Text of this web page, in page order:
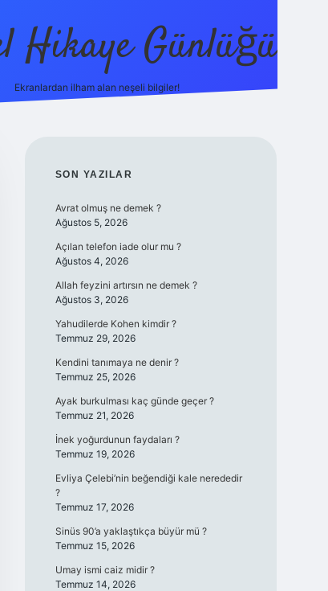
Hikaye Günlüğü
Ekranlardan ilham alan neşeli bilgiler!
SIDEBAR
SON YAZILAR
Avrat olmuş ne demek ?
Ağustos 5, 2026
Açılan telefon iade olur mu ?
Ağustos 4, 2026
Allah feyzini artırsın ne demek ?
Ağustos 3, 2026
Yahudilerde Kohen kimdir ?
Temmuz 29, 2026
Kendini tanımaya ne denir ?
Temmuz 25, 2026
Ayak burkulması kaç günde geçer ?
Temmuz 21, 2026
İnek yoğurdunun faydaları ?
Temmuz 19, 2026
Evliya Çelebi’nin beğendiği kale nerededir
?
Temmuz 17, 2026
Sinüs 90’a yaklaştıkça büyür mü ?
Temmuz 15, 2026
Umay ismi caiz midir ?
Temmuz 14, 2026